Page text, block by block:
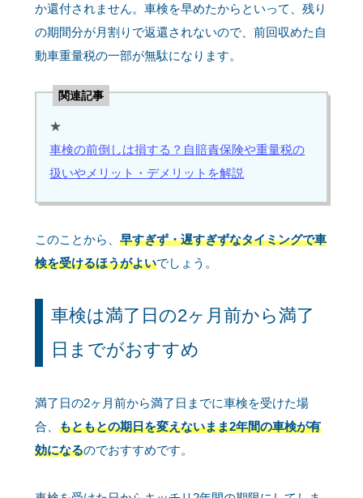
か還付されません。車検を早めたからといって、残り
の期間分が月割りで返還されないので、前回収めた自
動車重量税の一部が無駄になります。
関連記事
★
車検の前倒しは損する？自賠責保険や重量税の
扱いやメリット・デメリットを解説
このことから、 早すぎず・遅すぎずなタイミングで車
検を受けるほうがよいでしょう。
車検は満了日の2ヶ月前から満了
日までがおすすめ
満了日の2ヶ月前から満了日までに車検を受けた場
合、 もともとの期日を変えないまま2年間の車検が有
効になるのでおすすめです。